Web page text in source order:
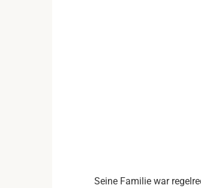
Seine Familie war